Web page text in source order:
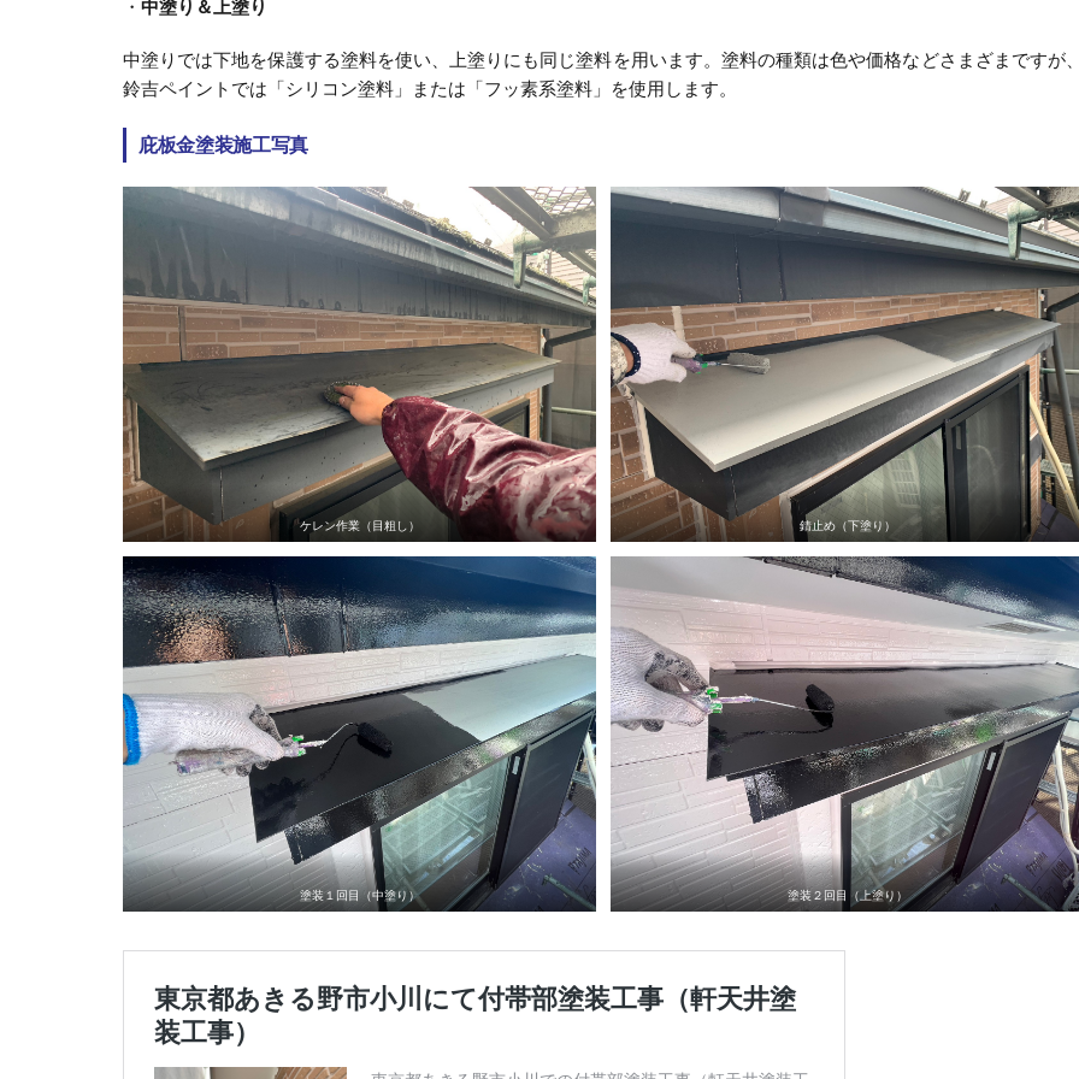
・ 中塗り＆上塗り
中塗りでは下地を保護する塗料を使い、上塗りにも同じ塗料を用います。塗料の種類は色や価格などさまざまですが
鈴吉ペイントでは「シリコン塗料」または「フッ素系塗料」を使用します。
庇板金塗装施工写真
ケレン作業（目粗し） 錆止め（下塗り）
塗装１回目（中塗り） 塗装２回目（上塗り）